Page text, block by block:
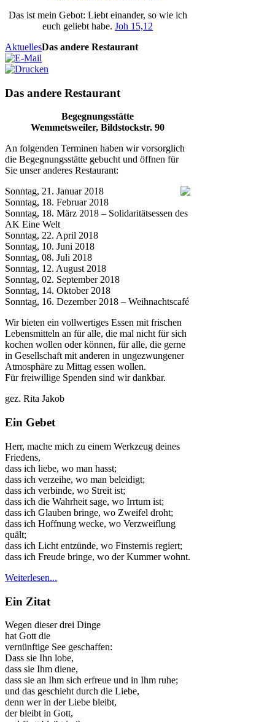
Das ist mein Gebot: Liebt einander, so wie ich
euch geliebt habe.Joh 15,12
AktuellesDas andere Restaurant
Das andere Restaurant
Begegnungsstätte
Wemmetsweiler, Bildstockstr. 90
An folgenden Terminen haben wir vorsorglich
die Begegnungsstätte gebucht und öffnen für
Sie unser anderes Restaurant:
Sonntag, 21. Januar 2018
Sonntag, 18. Februar 2018
Sonntag, 18. März 2018 – Solidaritätsessen des
AK Eine Welt
Sonntag, 22. April 2018
Sonntag, 10. Juni 2018
Sonntag, 08. Juli 2018
Sonntag, 12. August 2018
Sonntag, 02. September 2018
Sonntag, 14. Oktober 2018
Sonntag, 16. Dezember 2018 – Weihnachtscafé
Wir bieten ein vollwertiges Essen mit frischen
Lebensmitteln an für alle, die mal nicht für sich
kochen wollen oder können, für alle, die gerne
in Gesellschaft mit anderen in ungezwungener
Atmosphäre zu Mittag essen wollen.
Für freiwillige Spenden sind wir dankbar.
gez. Rita Jakob
Ein Gebet
Herr, mache mich zu einem Werkzeug deines
Friedens,
dass ich liebe, wo man hasst;
dass ich verzeihe, wo man beleidigt;
dass ich verbinde, wo Streit ist;
dass ich die Wahrheit sage, wo Irrtum ist;
dass ich Glauben bringe, wo Zweifel droht;
dass ich Hoffnung wecke, wo Verzweiflung
quält;
dass ich Licht entzünde, wo Finsternis regiert;
dass ich Freude bringe, wo der Kummer wohnt.
Weiterlesen...
Ein Zitat
Wegen dieser drei Dinge
hat Gott die
vernünftige See geschaffen:
Dass sie Ihn lobe,
dass sie Ihm diene,
dass sie an Ihm sich erfreue und in Ihm ruhe;
und das geschieht durch die Liebe,
denn wer in der Liebe bleibt,
der bleibt in Gott,